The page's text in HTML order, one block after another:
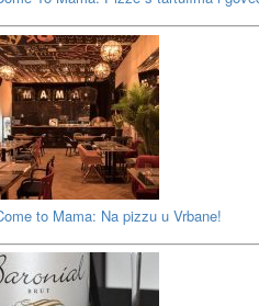
to Mama: Na pizzu u Vrbane!